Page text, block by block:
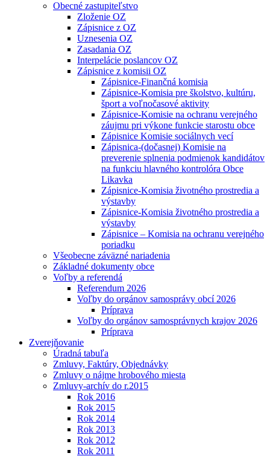
Obecné zastupiteľstvo
Zloženie OZ
Zápisnice z OZ
Uznesenia OZ
Zasadania OZ
Interpelácie poslancov OZ
Zápisnice z komisii OZ
Zápisnice-Finančná komisia
Zápisnice-Komisia pre školstvo, kultúru,
šport a voľnočasové aktivity
Zápisnice-Komisie na ochranu verejného
záujmu pri výkone funkcie starostu obce
Zápisnice Komisie sociálnych vecí
Zápisnica-(dočasnej) Komisie na
preverenie splnenia podmienok kandidátov
na funkciu hlavného kontrolóra Obce
Likavka
Zápisnice-Komisia životného prostredia a
výstavby
Zápisnice-Komisia životného prostredia a
výstavby
Zápisnice – Komisia na ochranu verejného
poriadku
Všeobecne záväzné nariadenia
Základné dokumenty obce
Voľby a referendá
Referendum 2026
Voľby do orgánov samosprávy obcí 2026
Príprava
Voľby do orgánov samosprávnych krajov 2026
Príprava
Zverejňovanie
Úradná tabuľa
Zmluvy, Faktúry, Objednávky
Zmluvy o nájme hrobového miesta
Zmluvy-archív do r.2015
Rok 2016
Rok 2015
Rok 2014
Rok 2013
Rok 2012
Rok 2011